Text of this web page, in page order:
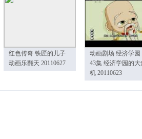
红色传奇 铁匠的儿子
动画乐翻天 20110627
动画剧场 经济学园
43集 经济学园的大
机 20110623